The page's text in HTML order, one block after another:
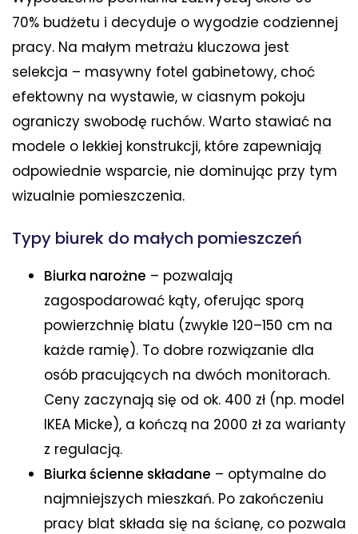
70% budżetu i decyduje o wygodzie codziennej
pracy. Na małym metrażu kluczowa jest
selekcja – masywny fotel gabinetowy, choć
efektowny na wystawie, w ciasnym pokoju
ograniczy swobodę ruchów. Warto stawiać na
modele o lekkiej konstrukcji, które zapewniają
odpowiednie wsparcie, nie dominując przy tym
wizualnie pomieszczenia.
Typy biurek do małych pomieszczeń
Biurka narożne – pozwalają
zagospodarować kąty, oferując sporą
powierzchnię blatu (zwykle 120–150 cm na
każde ramię). To dobre rozwiązanie dla
osób pracujących na dwóch monitorach.
Ceny zaczynają się od ok. 400 zł (np. model
IKEA Micke), a kończą na 2000 zł za warianty
z regulacją.
Biurka ścienne składane – optymalne do
najmniejszych mieszkań. Po zakończeniu
pracy blat składa się na ścianę, co pozwala